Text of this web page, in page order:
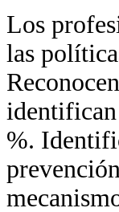
Los
las
identifican
%.